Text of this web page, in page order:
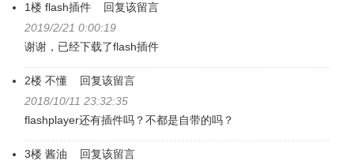
1楼flash插件
回复该留言
2019/2/21 0:00:19
谢谢，已经下载了flash插件
2楼不懂
回复该留言
2018/10/11 23:32:35
flashplayer还有插件吗？不都是自带的吗？
3楼酱油
回复该留言